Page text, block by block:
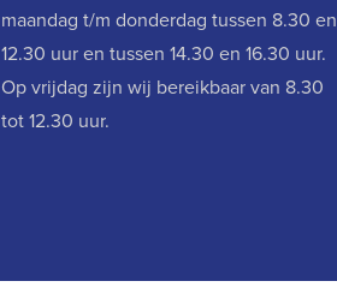
maandag t/m donderdag tussen 8.30 en
12.30 uur en tussen 14.30 en 16.30 uur.
Op vrijdag zijn wij bereikbaar van 8.30
tot 12.30 uur.